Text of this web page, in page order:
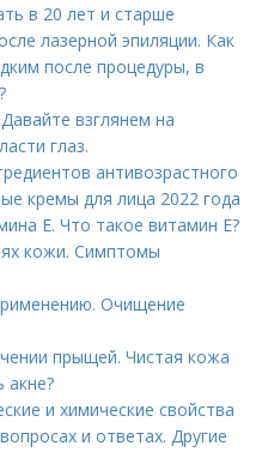
в 20 лет и старше
лазерной эпиляции. Как
после процедуры, в
взглянем на
глаз.
антивозрастного
кремы для лица 2022 года
E. Что такое витамин Е?
кожи. Симптомы
Очищение
прыщей. Чистая кожа
акне?
и химические свойства
и ответах. Другие